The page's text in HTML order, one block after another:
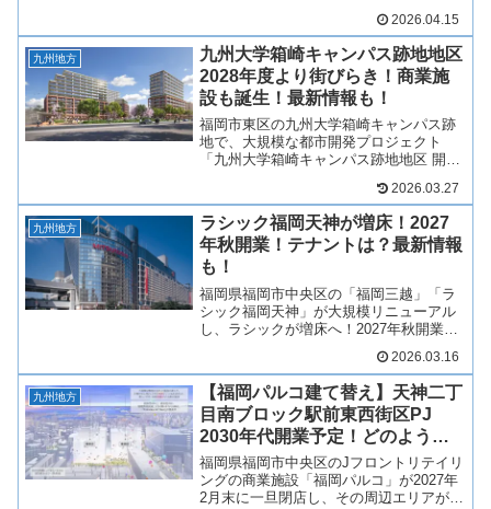
す！これまで駅ビルを中心に展開してき
た「アミュプラザ」が、初めて駅の外
（天神の中心市街地）へと進出...
2026.04.15
九州地方
九州大学箱崎キャンパス跡地地区
2028年度より街びらき！商業施
設も誕生！最新情報も！
福岡市東区の九州大学箱崎キャンパス跡
地で、大規模な都市開発プロジェクト
「九州大学箱崎キャンパス跡地地区 開発
らき！約50ヘクタールという広大な敷地
に、オフィス、レジデンス、医療・研究
施設、そして商業施...
2026.03.27
九州地方
ラシック福岡天神が増床！2027
年秋開業！テナントは？最新情報
も！
福岡県福岡市中央区の「福岡三越」「ラ
シック福岡天神」が大規模リニューアル
し、ラシックが増床へ！2027年秋開業！
が出店へ！福岡三越も生まれ変わる！そ
んな、ラシック福岡天神の増床がどのよ
うな店舗になるのか...
2026.03.16
九州地方
【福岡パルコ建て替え】天神二丁
目南ブロック駅前東⻄街区PJ
2030年代開業予定！どのような
施設に？最新情報も！
福岡県福岡市中央区のJフロントリテイリ
ングの商業施設「福岡パルコ」が2027年
2月末に一旦閉店し、その周辺エリアが建